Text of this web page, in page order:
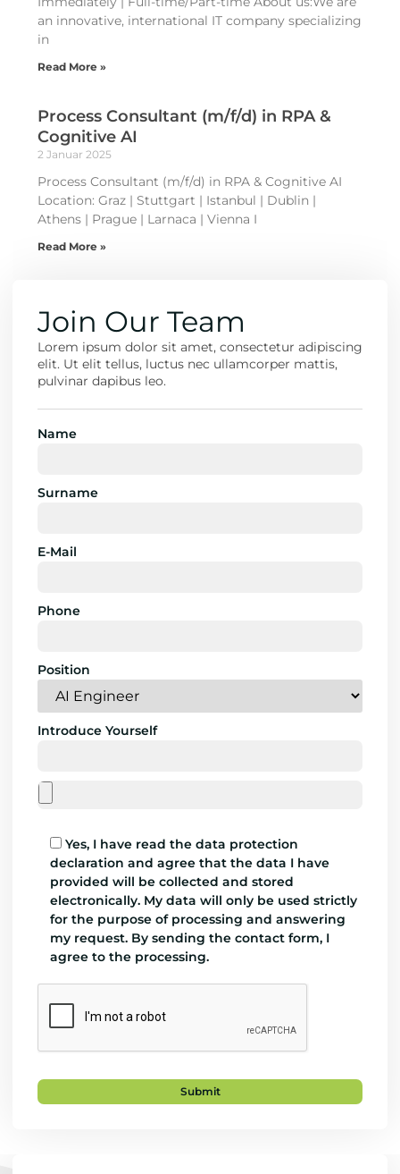
an innovative, international IT company specializing
in
Read More »
Process Consultant (m/f/d) in RPA &
Cognitive AI
2 Januar 2025
Process Consultant (m/f/d) in RPA & Cognitive AI
Location: Graz | Stuttgart | Istanbul | Dublin |
Athens | Prague | Larnaca | Vienna I
Read More »
Join Our Team
Lorem ipsum dolor sit amet, consectetur adipiscing
elit. Ut elit tellus, luctus nec ullamcorper mattis,
pulvinar dapibus leo.
Name
Surname
E-Mail
Phone
Position
Introduce Yourself
Yes, I have read the data protection
declaration and agree that the data I have
provided will be collected and stored
electronically. My data will only be used strictly
for the purpose of processing and answering
my request. By sending the contact form, I
agree to the processing.